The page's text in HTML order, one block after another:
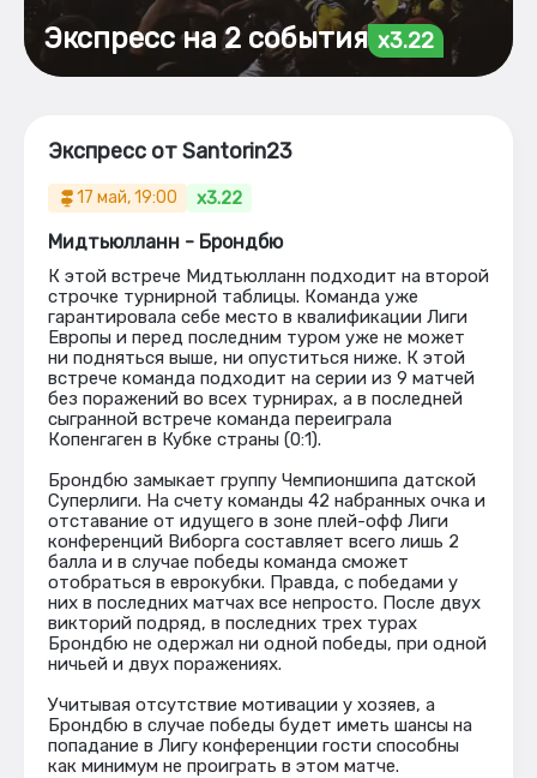
Экспресс на 2 события x3.22
Экспресс от Santorin23
17 май, 19:00 x3.22
Мидтьюлланн - Брондбю
К этой встрече Мидтьюлланн подходит на второй
строчке турнирной таблицы. Команда уже
гарантировала себе место в квалификации Лиги
Европы и перед последним туром уже не может
ни подняться выше, ни опуститься ниже. К этой
встрече команда подходит на серии из 9 матчей
без поражений во всех турнирах, а в последней
сыгранной встрече команда переиграла
Копенгаген в Кубке страны (0:1).
Брондбю замыкает группу Чемпионшипа датской
Суперлиги. На счету команды 42 набранных очка и
отставание от идущего в зоне плей-офф Лиги
конференций Виборга составляет всего лишь 2
балла и в случае победы команда сможет
отобраться в еврокубки. Правда, с победами у
них в последних матчах все непросто. После двух
викторий подряд, в последних трех турах
Брондбю не одержал ни одной победы, при одной
ничьей и двух поражениях.
Учитывая отсутствие мотивации у хозяев, а
Брондбю в случае победы будет иметь шансы на
попадание в Лигу конференции гости способны
как минимум не проиграть в этом матче.